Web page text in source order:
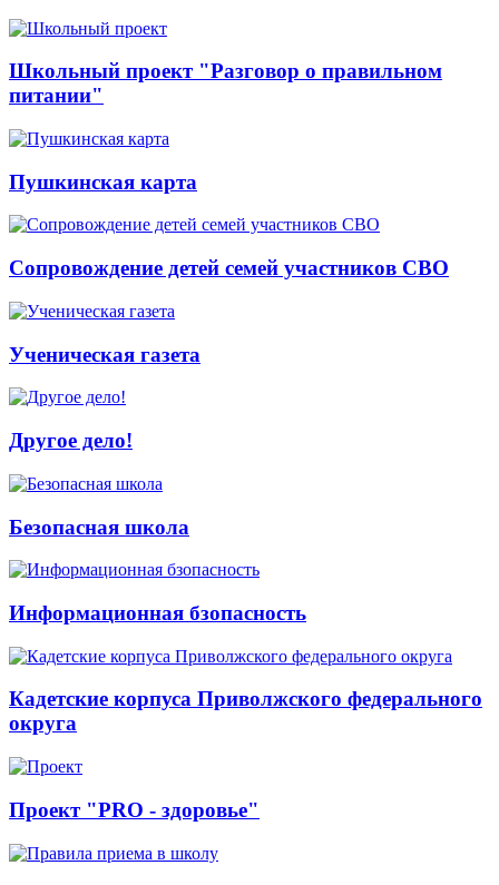
Школьный проект "Разговор о правильном
питании"
Пушкинская карта
Сопровождение детей семей участников СВО
Ученическая газета
Другое дело!
Безопасная школа
Информационная бзопасность
Кадетские корпуса Приволжского федерального
округа
Проект "PRO - здоровье"